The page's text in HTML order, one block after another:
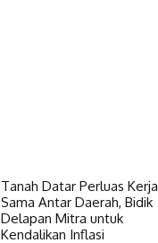
Tanah Datar Perluas Kerja
Sama Antar Daerah, Bidik
Delapan Mitra untuk
Kendalikan Inflasi